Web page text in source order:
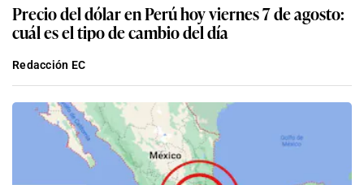
Precio del dólar en Perú hoy viernes 7 de agosto:
cuál es el tipo de cambio del día
Redacción EC